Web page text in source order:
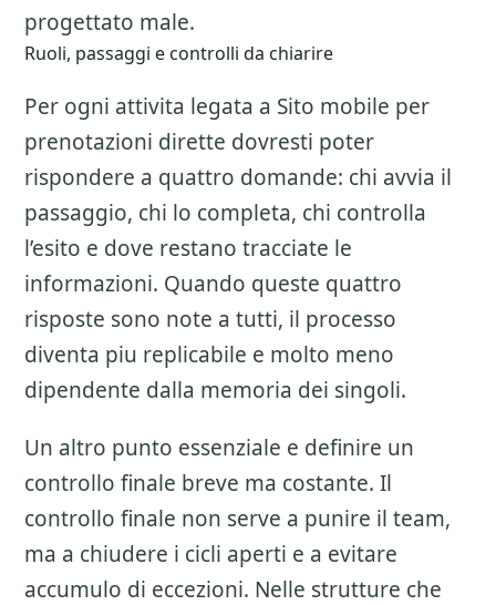
progettato male.
Ruoli, passaggi e controlli da chiarire
Per ogni attivita legata a Sito mobile per
prenotazioni dirette dovresti poter
rispondere a quattro domande: chi avvia il
passaggio, chi lo completa, chi controlla
l’esito e dove restano tracciate le
informazioni. Quando queste quattro
risposte sono note a tutti, il processo
diventa piu replicabile e molto meno
dipendente dalla memoria dei singoli.
Un altro punto essenziale e definire un
controllo finale breve ma costante. Il
controllo finale non serve a punire il team,
ma a chiudere i cicli aperti e a evitare
accumulo di eccezioni. Nelle strutture che